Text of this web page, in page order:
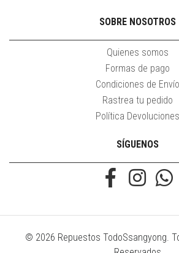
SOBRE NOSOTROS
Quienes somos
Formas de pago
Condiciones de Envío
Rastrea tu pedido
Política Devoluciones
SÍGUENOS
© 2026 Repuestos TodoSsangyong.